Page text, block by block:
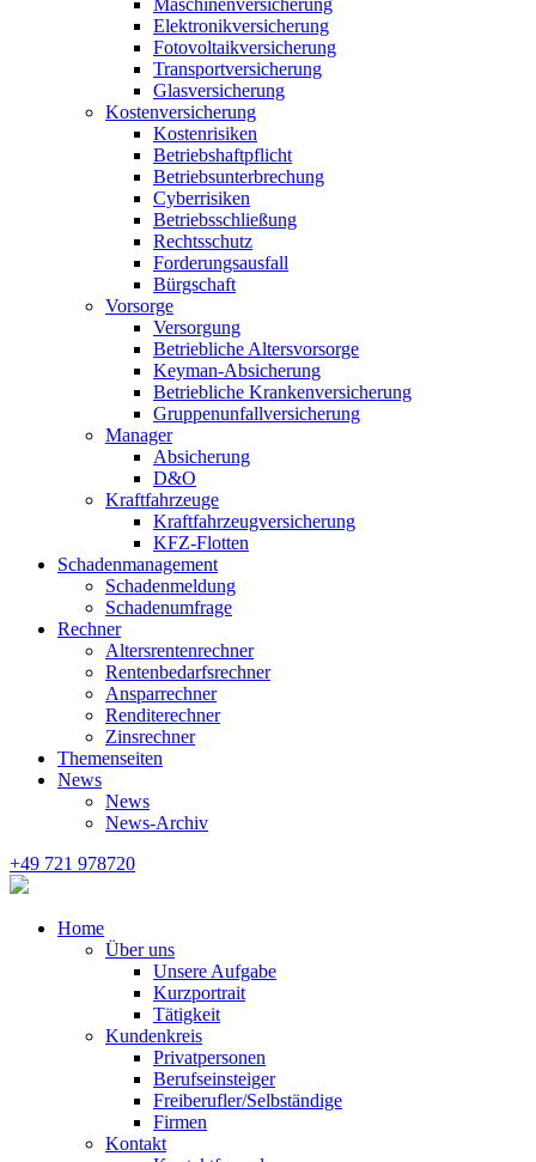
Maschinenversicherung
Elektronikversicherung
Fotovoltaikversicherung
Transportversicherung
Glasversicherung
Kostenversicherung
Kostenrisiken
Betriebshaftpflicht
Betriebsunterbrechung
Cyberrisiken
Betriebsschließung
Rechtsschutz
Forderungsausfall
Bürgschaft
Vorsorge
Versorgung
Betriebliche Altersvorsorge
Keyman-Absicherung
Betriebliche Krankenversicherung
Gruppenunfallversicherung
Manager
Absicherung
D&O
Kraftfahrzeuge
Kraftfahrzeugversicherung
KFZ-Flotten
Schadenmanagement
Schadenmeldung
Schadenumfrage
Rechner
Altersrentenrechner
Rentenbedarfsrechner
Ansparrechner
Renditerechner
Zinsrechner
Themenseiten
News
News
News-Archiv
+49 721 978720
Home
Über uns
Unsere Aufgabe
Kurzportrait
Tätigkeit
Kundenkreis
Privatpersonen
Berufseinsteiger
Freiberufler/Selbständige
Firmen
Kontakt